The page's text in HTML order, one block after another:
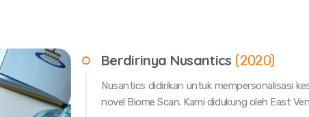
Berdirinya Nusantics (2020)
Nusantics didirikan untuk mempersonalisasi
novel Biome Scan. Kami didukung oleh East